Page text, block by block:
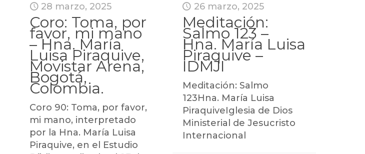
28 marzo, 2025
Coro: Toma, por
favor, mi mano
– Hna. María
Luisa Piraquive,
Movistar Arena,
Bogotá,
Colombia.
Coro 90: Toma, por favor,
mi mano, interpretado
por la Hna. María Luisa
Piraquive, en el Estudio
26 marzo, 2025
Meditación:
Salmo 123 –
Hna. María Luisa
Piraquive –
IDMJI
Meditación: Salmo
123Hna. María Luisa
PiraquiveIglesia de Dios
Ministerial de Jesucristo
Internacional